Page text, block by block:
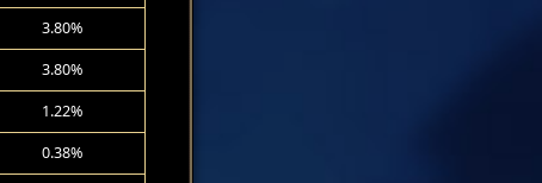
3.80%
3.80%
1.22%
0.38%